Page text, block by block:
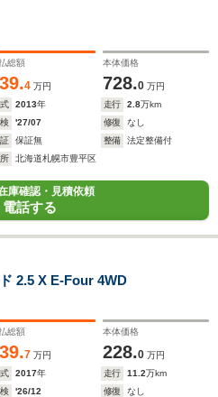
総額
4 万円
本体価格
728.0 万円
2013年 走行 2.8万km
'27/07 修復
なし
保証無 整備
法定整備付
北海道札幌市豊平区
庫確認・見積依頼
電話する
2.5 X E-Four 4WD
総額
7 万円
本体価格
228.0 万円
2017年 走行 11.2万km
'26/12 修復
なし